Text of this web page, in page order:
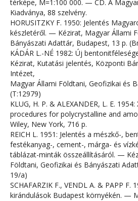
térképe, M=1:100 000. — CD. A
Kiadványa, 88 szelvény.
HORUSITZKY F. 1950: Jelentés
készletéről. — Kézirat, Magyar Állami
Bányászati Adattár, Budapest, 13 p.
KÁDÁR L.-NÉ 1982: Új
Kézirat, Kutatási jelentés, Központi
Intézet,
Magyar Állami Földtani, Geofizikai és
(T:12979)
KLUG, H. P. & ALEXANDER, L. E.
procedures for polycrystalline and
Wiley, New York, 716 p.
REICH L. 1951: Jelentés a mészkő-,
festékanyag-, cement-, márga- és
táblázat-minták összeállításáról. —
Földtani, Geofizikai és Bányászati
19/a)
SCHAFARZIK F., VENDL A. & PAPP F.
kirándulások Budapest környékén. —